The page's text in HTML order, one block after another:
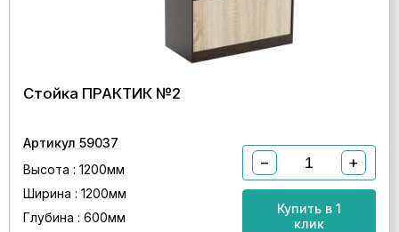
Стойка ПРАКТИК №2
Артикул 59037
Высота : 1200мм
Ширина : 1200мм
Глубина : 600мм
− +
Купить в 1
клик